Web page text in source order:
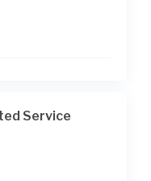
Service